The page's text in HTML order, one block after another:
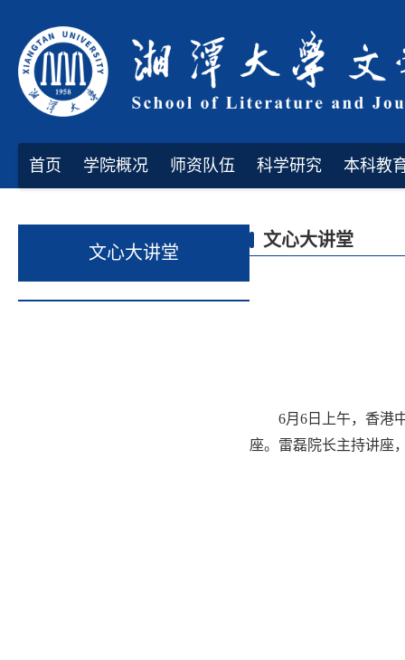
首页 学院概况 师资队伍 科学研究 本科教
文心大讲堂
文心大讲堂
6月6日上午，香港
座。雷磊院长主持讲座